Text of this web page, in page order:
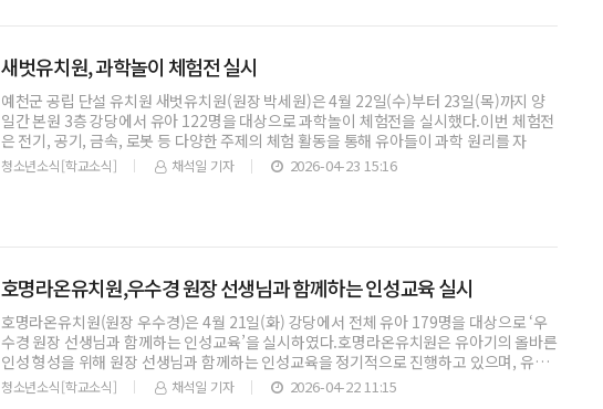
새벗유치원, 과학놀이 체험전 실시
예천군 공립 단설 유치원 새벗유치원(원장 박세원)은 4월 22일(수)부터 23일(목)까지 양
일간 본원 3층 강당에서 유아 122명을 대상으로 과학놀이 체험전을 실시했다.이번 체험전
은 전기, 공기, 금속, 로봇 등 다양한 주제의 체험 활동을 통해 유아들이 과학 원리를 자
청소년소식[학교소식] 채석일 기자 2026-04-23 15:16
호명라온유치원,우수경 원장 선생님과 함께하는 인성교육 실시
호명라온유치원(원장 우수경)은 4월 21일(화) 강당에서 전체 유아 179명을 대상으로 ‘우
수경 원장 선생님과 함께하는 인성교육’을 실시하였다.호명라온유치원은 유아기의 올바른
인성 형성을 위해 원장 선생님과 함께하는 인성교육을 정기적으로 진행하고 있으며, 유아
들이 질서
청소년소식[학교소식] 채석일 기자 2026-04-22 11:15